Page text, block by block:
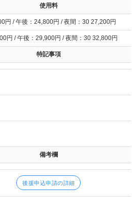
使用料
円 / 午後：24,800円 / 夜間：30 27,200円
円 / 午後：29,900円 / 夜間：30 32,800円
特記事項
備考欄
後援申込申請の詳細